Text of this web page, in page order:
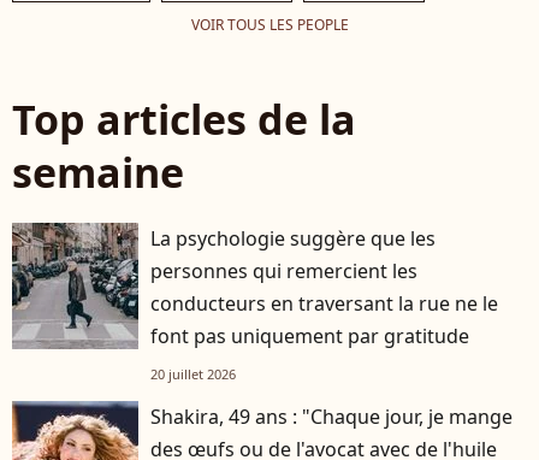
VOIR TOUS LES PEOPLE
Top articles de la
semaine
La psychologie suggère que les
personnes qui remercient les
conducteurs en traversant la rue ne le
font pas uniquement par gratitude
20 juillet 2026
Shakira, 49 ans : "Chaque jour, je mange
des œufs ou de l'avocat avec de l'huile